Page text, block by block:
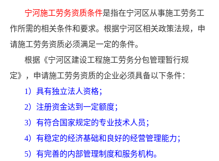
宁河施工劳务资质条件是指在宁河区从事施工劳务工
作所需的相关条件和要求。根据宁河区相关政策法规，申
请施工劳务资质必须满足一定的条件。
根据《宁河区建设工程施工劳务分包管理暂行规
定》，申请施工劳务资质的企业必须具备以下条件：
1）具有独立法人资格；
2）注册资金达到一定额度；
3）有符合国家规定的专业技术人员；
4）有稳定的经济基础和良好的经营管理能力；
5）有完善的内部管理制度和服务机构。